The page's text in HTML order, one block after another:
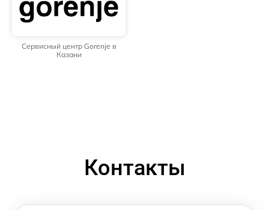
Сервисный центр Gorenje в
Казани
Контакты